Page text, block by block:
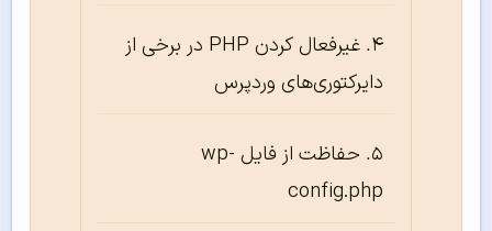
غیرفعال کردن PHP در برخی از
دایرکتوری‌‌‌‌‌های وردپرس
حفاظت از فایل wp-
config.php